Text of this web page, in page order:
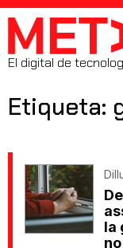
MetaData
El digital de
Etiqueta:
la